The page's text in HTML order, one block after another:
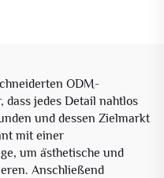
ODM-
jedes Detail nahtlos
und dessen Zielmarkt
mit einer
um ästhetische und
Anschließend